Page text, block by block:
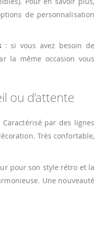
de personnalisation
: si vous avez besoin de
la même occasion vous
ou d’attente
par des lignes
Très confortable,
pour son style rétro et la
Une nouveauté